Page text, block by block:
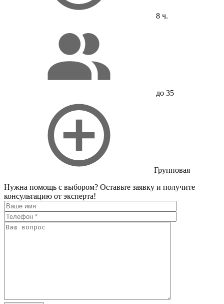
8 ч.
до 35
Групповая
Нужна помощь с выбором? Оставьте заявку и получите
консультацию от эксперта!